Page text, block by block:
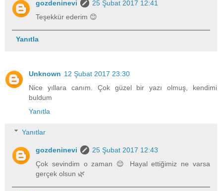
gozdeninevi
25 Şubat 2017 12:41
Teşekkür ederim 😊
Yanıtla
Unknown 12 Şubat 2017 23:30
Nice yıllara canım. Çok güzel bir yazı olmuş, kendimi
buldum
Yanıtla
Yanıtlar
gozdeninevi
25 Şubat 2017 12:43
Çok sevindim o zaman 😌 Hayal ettiğimiz ne varsa
gerçek olsun 🌿